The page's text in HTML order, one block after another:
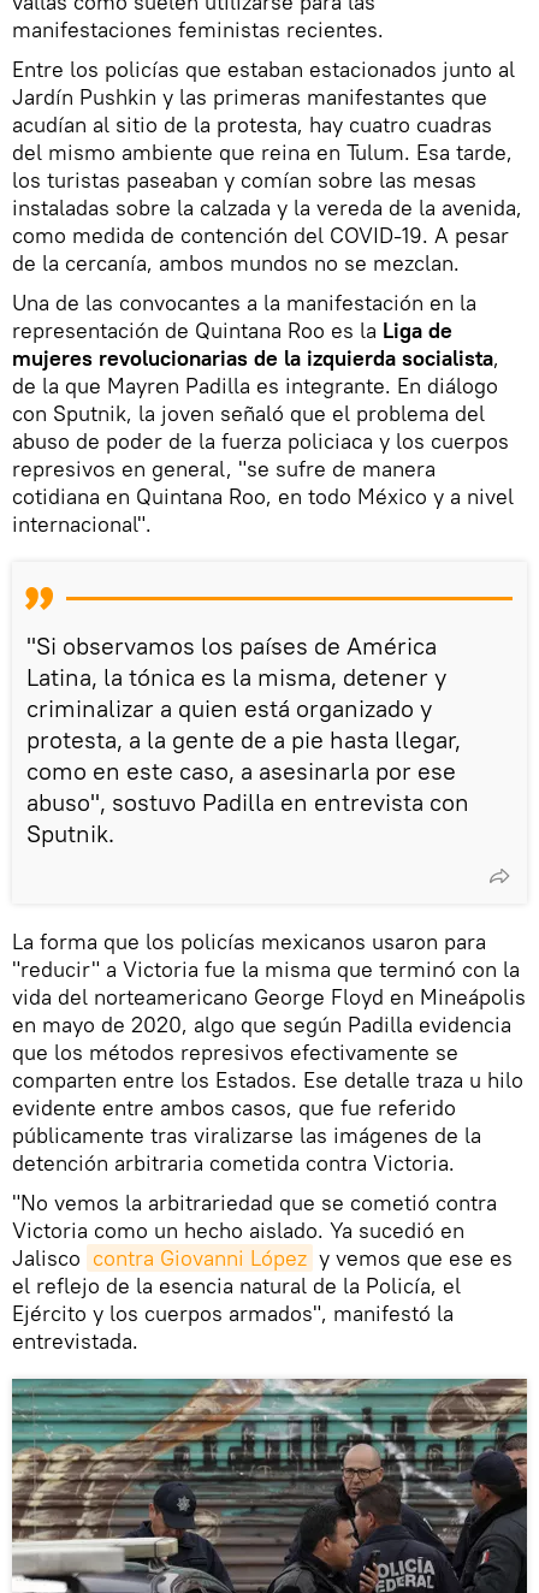
manifestaciones feministas recientes.
Entre los policías que estaban estacionados junto al
Jardín Pushkin y las primeras manifestantes que
acudían al sitio de la protesta, hay cuatro cuadras
del mismo ambiente que reina en Tulum. Esa tarde,
los turistas paseaban y comían sobre las mesas
instaladas sobre la calzada y la vereda de la avenida,
como medida de contención del COVID-19. A pesar
de la cercanía, ambos mundos no se mezclan.
Una de las convocantes a la manifestación en la
representación de Quintana Roo es la Liga de
mujeres revolucionarias de la izquierda socialista,
de la que Mayren Padilla es integrante. En diálogo
con Sputnik, la joven señaló que el problema del
abuso de poder de la fuerza policiaca y los cuerpos
represivos en general, "se sufre de manera
cotidiana en Quintana Roo, en todo México y a nivel
internacional".
"Si observamos los países de América
Latina, la tónica es la misma, detener y
criminalizar a quien está organizado y
protesta, a la gente de a pie hasta llegar,
como en este caso, a asesinarla por ese
abuso", sostuvo Padilla en entrevista con
Sputnik.
La forma que los policías mexicanos usaron para
"reducir" a Victoria fue la misma que terminó con la
vida del norteamericano George Floyd en Mineápolis
en mayo de 2020, algo que según Padilla evidencia
que los métodos represivos efectivamente se
comparten entre los Estados. Ese detalle traza u hilo
evidente entre ambos casos, que fue referido
públicamente tras viralizarse las imágenes de la
detención arbitraria cometida contra Victoria.
"No vemos la arbitrariedad que se cometió contra
Victoria como un hecho aislado. Ya sucedió en
Jalisco contra Giovanni López y vemos que ese es
el reflejo de la esencia natural de la Policía, el
Ejército y los cuerpos armados", manifestó la
entrevistada.